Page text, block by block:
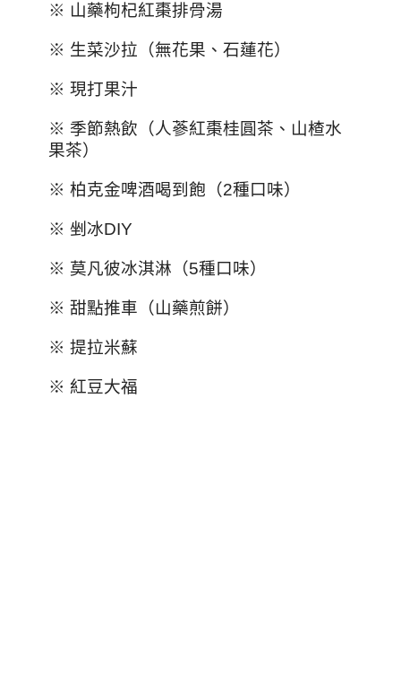
※ 山藥枸杞紅棗排骨湯
※ 生菜沙拉（無花果、石蓮花）
※ 現打果汁
※ 季節熱飲（人蔘紅棗桂圓茶、山楂水
果茶）
※ 柏克金啤酒喝到飽（2種口味）
※ 剉冰DIY
※ 莫凡彼冰淇淋（5種口味）
※ 甜點推車（山藥煎餅）
※ 提拉米蘇
※ 紅豆大福